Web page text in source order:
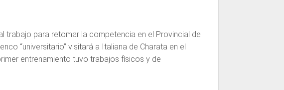
trabajo para retomar la competencia en el Provincial de
“universitario” visitará a Italiana de Charata en el
entrenamiento tuvo trabajos físicos y de